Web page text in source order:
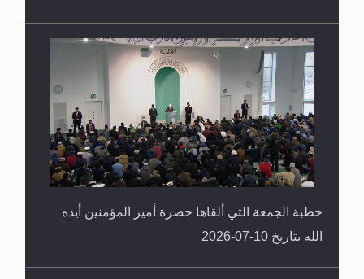
خطبة الجمعة التي ألقاها حضرة أمير المؤمنين أيده
الله بتاريخ 10-07-2026